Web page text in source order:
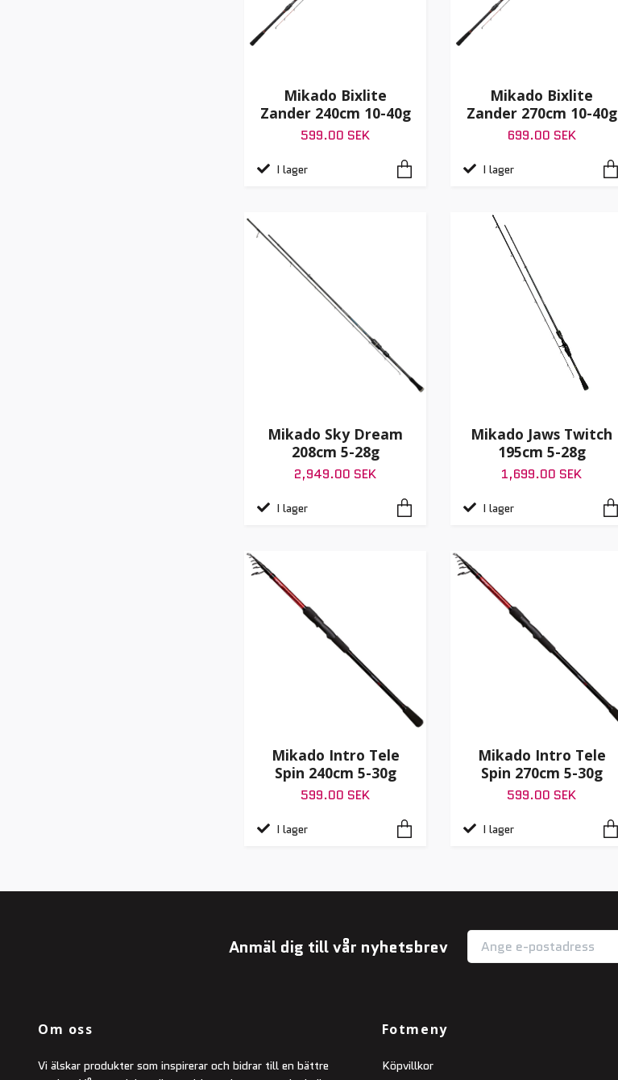
Mikado Bixlite
Zander 240cm 10-40g
599.00 SEK
I lager
Mikado Bixlite
Zander 270cm 10-40g
699.00 SEK
I lager
Mikado Sky Dream
208cm 5-28g
2,949.00 SEK
I lager
Mikado Jaws Twitch
195cm 5-28g
1,699.00 SEK
I lager
Mikado Intro Tele
Spin 240cm 5-30g
599.00 SEK
I lager
Mikado Intro Tele
Spin 270cm 5-30g
599.00 SEK
I lager
Anmäl dig till vår nyhetsbrev
Om oss
Vi älskar produkter som inspirerar och bidrar till en bättre
Fotmeny
Köpvillkor